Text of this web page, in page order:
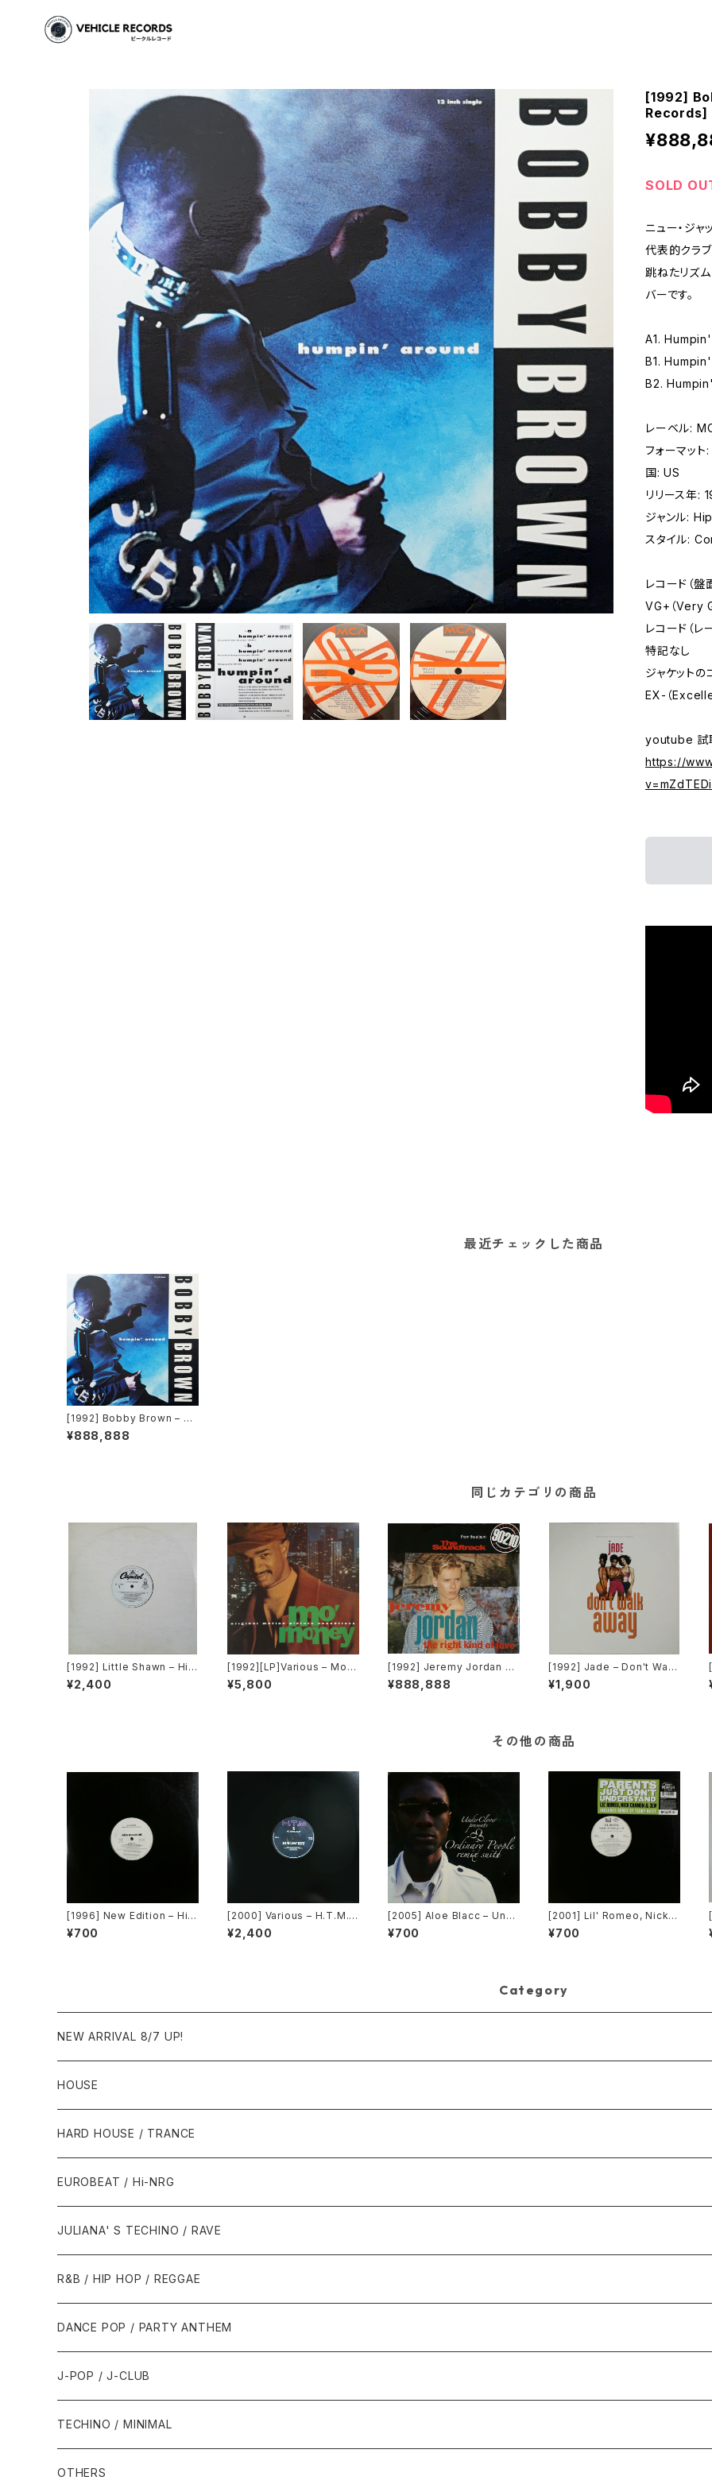
[1992]
Records]
SOLD
ニュー・ジャ
代表的クラブ
跳ねたリズ
バーです。
A1.
B1.
B2.
レーベル:
フォーマッ
国: US
リリース年:
ジャンル:
スタイル:
レコード（盤
VG+（Very
レコード（レ
特記なし
ジャケットの
EX-（
youtube 試
https://
最近チェックした商品
[1992] Bobby Brown – Hu
mpin' Around [MCA Reco
rds]
¥888,888
同じカテゴリの商品
[1992] Little Shawn – Hic
keys On Your Chest [Cap
itol Records]
¥2,400
[1992][LP]Various – Mo'
Money (Original Motion
Picture Soundtrack) [Per
¥5,800
[1992] Jeremy Jordan –
The Right Kind Of Love
[Giant Records]
¥888,888
[1992] Jade – Don't Walk
Away [Giant Records]
¥1,900
その他の商品
[1996] New Edition – Hit
Me Off [MCA Records][P
ROMO]
¥700
[2000] Various – H.T.M. /
Back To The "Disco" ~私
もDiscoへ連れていって~ Re
¥2,400
[2005] Aloe Blacc – Und
erClover Presents Ordin
ary People Remix Suite
¥700
[2001] Lil' Romeo, Nick C
annon & 3LW – Parents J
ust Don't Understand [Ji
¥700
Category
NEW ARRIVAL 8/7 UP!
HOUSE
1980年代
1987年・以前
1988年
1990年代
1990年
1991年
2000年代
2000年
2001年
2010年代
2010年
2011年
HARD HOUSE / TRANCE
1990年代
1994年・以前
1995年
2000年代
2000年
2001年
EUROBEAT / Hi-NRG
1980年代
1986年・以前
1987年
1990年代
1990年
1991年
2000年代
JULIANA' S TECHINO / RAVE
1990年代
1990年
1991年
2000年代
2000年
2001年
R&B / HIP HOP / REGGAE
1980年代
1985年・以前
1986年
1990年代
1990年
1991年
2000年代
2000年
DANCE POP / PARTY ANTHEM
1980年代
1988年・以前
1989年
1990年代
1990年
2000年代
J-POP / J-CLUB
1980年代
1990年代
TECHINO / MINIMAL
OTHERS